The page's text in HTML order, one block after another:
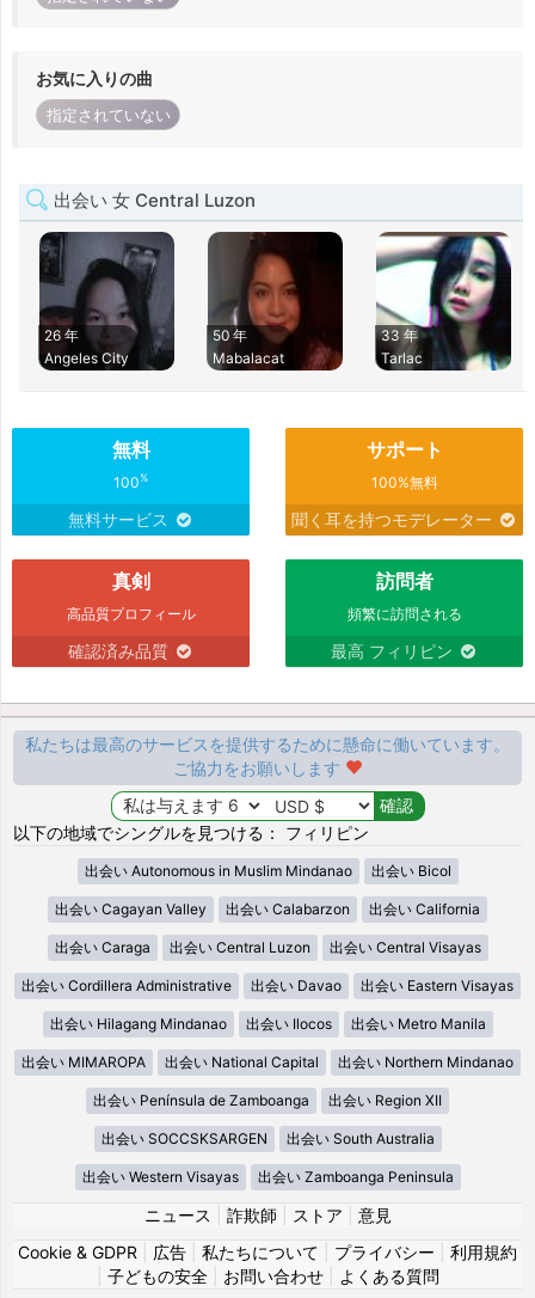
お気に入りの曲
指定されていない
出会い 女 Central Luzon
26 年
Angeles City
50 年
Mabalacat
33 年
Tarlac
無料
100%
無料サービス
サポート
100%無料
聞く耳を持つモデレーター
真剣
高品質プロフィール
確認済み品質
訪問者
頻繁に訪問される
最高 フィリピン
私たちは最高のサービスを提供するために懸命に働いています。
ご協力をお願いします
以下の地域でシングルを見つける： フィリピン
出会い Autonomous in Muslim Mindanao 出会い Bicol
出会い Cagayan Valley 出会い Calabarzon 出会い California
出会い Caraga 出会い Central Luzon 出会い Central Visayas
出会い Cordillera Administrative 出会い Davao 出会い Eastern Visayas
出会い Hilagang Mindanao 出会い Ilocos 出会い Metro Manila
出会い MIMAROPA 出会い National Capital 出会い Northern Mindanao
出会い Península de Zamboanga 出会い Region XII
出会い SOCCSKSARGEN 出会い South Australia
出会い Western Visayas 出会い Zamboanga Peninsula
ニュース 詐欺師 ストア
意見
Cookie & GDPR
広告 私たちについて プライバシー
利用規約
子どもの安全| お問い合わせ| よくある質問